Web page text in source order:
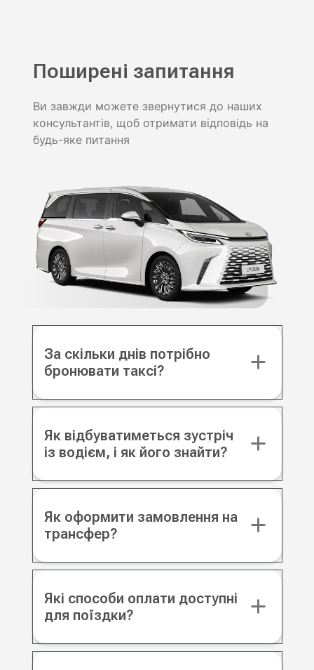
Поширені запитання
Ви завжди можете звернутися до наших
консультантів, щоб отримати відповідь на
будь-яке питання
За скільки днів потрібно
бронювати таксі?
Як відбуватиметься зустріч
із водієм, і як його знайти?
Як оформити замовлення на
трансфер?
Які способи оплати доступні
для поїздки?